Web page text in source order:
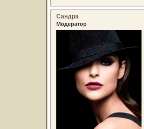
Сандра
Модератор